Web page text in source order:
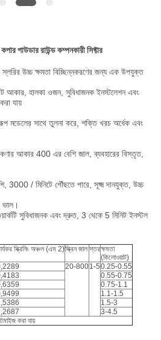
পাউডার রাউন্ড কম্পনকারী সিফ্টার
স্লরির উচ্চ ক্ষমতা বিচ্ছিন্নকরণের জন্য এক উপযুক্ত
আকার, হালকা ওজন, সুবিধাজনক ইনস্টলেশন এবং
যায়
মডেলের সাথে তুলনা করে, শক্তি খরচ অর্ধেক এবং
কণার আকার 400 এর বেশি জাল, ব্যবহারের বিস্তৃত,
3000 / মিনিটে পৌঁছতে পারে, সূক্ষ্ম দানযুক্ত, উচ্চ
সুবিধাজনক এবং দ্রুত, 3 থেকে 5 মিনিট ইনস্টল
স্ক্রিনিং অঞ্চল (এম 2)স্ক্রিন জাল স্তরক্ষমতা
(কিলোওয়াট)
20-8001-50.25-0.55
0.55-0.75
0.75-1.1
1.1-1.5
1.5-3
3-4.5
করা যায়